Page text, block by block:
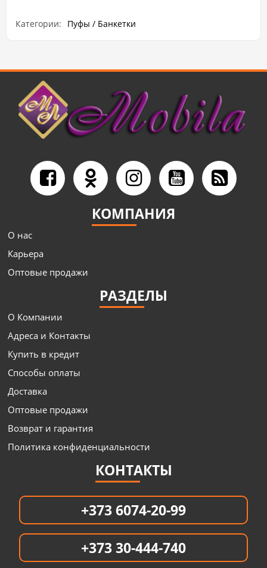
Категории: Пуфы / Банкетки
КОМПАНИЯ
О нас
Карьера
Оптовые продажи
РАЗДЕЛЫ
О Компании
Адреса и Контакты
Купить в кредит
Способы оплаты
Доставка
Оптовые продажи
Возврат и гарантия
Политика конфиденциальности
КОНТАКТЫ
+373 6074-20-99
+373 30-444-740